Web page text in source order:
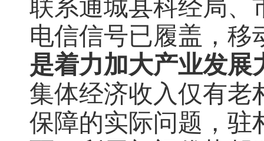
联系通城县科经局、
电信信号已履盖，
是着力加大产业发展
集体经济收入仅有老
保障的实际问题，驻